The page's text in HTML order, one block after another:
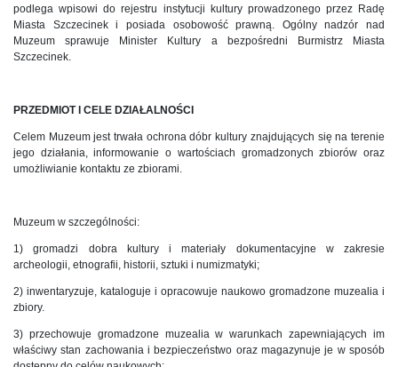
podlega wpisowi do rejestru instytucji kultury prowadzonego przez Radę
Miasta Szczecinek i posiada osobowość prawną. Ogólny nadzór nad
Muzeum sprawuje Minister Kultury a bezpośredni Burmistrz Miasta
Szczecinek.
PRZEDMIOT I CELE DZIAŁALNOŚCI
Celem Muzeum jest trwała ochrona dóbr kultury znajdujących się na terenie
jego działania, informowanie o wartościach gromadzonych zbiorów oraz
umożliwianie kontaktu ze zbiorami.
Muzeum w szczególności:
1) gromadzi dobra kultury i materiały dokumentacyjne w zakresie
archeologii, etnografii, historii, sztuki i numizmatyki;
2) inwentaryzuje, kataloguje i opracowuje naukowo gromadzone muzealia i
zbiory.
3) przechowuje gromadzone muzealia w warunkach zapewniających im
właściwy stan zachowania i bezpieczeństwo oraz magazynuje je w sposób